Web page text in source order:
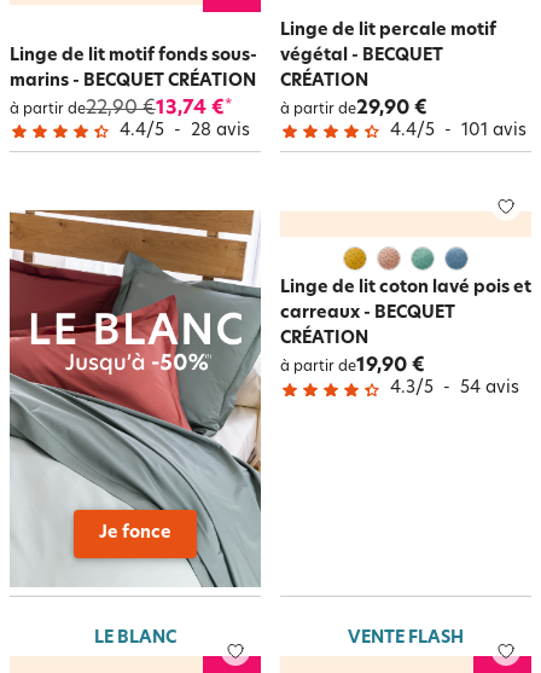
Linge de lit motif fonds sous-
marins - BECQUET CRÉATION
à partir de22,90 €13,74 €*
4.4/5 - 28 avis
Linge de lit percale motif
végétal - BECQUET
CRÉATION
à partir de29,90 €
4.4/5 - 101 avis
Linge de lit coton lavé pois et
carreaux - BECQUET
CRÉATION
à partir de19,90 €
4.3/5 - 54 avis
LE BLANC VENTE FLASH
Je fonce